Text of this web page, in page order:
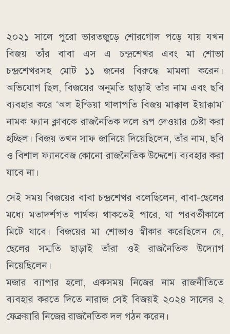
২০২১ সালে পুরো ভারতজুড়ে শোরগোল পড়ে যায় যখন
বিজয় তাঁর বাবা এস এ চন্দ্রশেখর এবং মা শোভা
চন্দ্রশেখরসহ মোট ১১ জনের বিরুদ্ধে মামলা করেন।
অভিযোগ ছিল, বিজয়ের অনুমতি ছাড়াই তাঁর নাম এবং ছবি
ব্যবহার করে ‘অল ইন্ডিয়া থালাপতি বিজয় মাক্কাল ইয়াক্কাম’
নামক ফ্যান ক্লাবকে রাজনৈতিক দলে রূপ দেওয়ার চেষ্টা করা
হচ্ছিল। বিজয় তখন সাফ জানিয়ে দিয়েছিলেন, তাঁর নাম, ছবি
ও বিশাল ফ্যানবেজ কোনো রাজনৈতিক উদ্দেশ্যে ব্যবহার করা
যাবে না।
সেই সময় বিজয়ের বাবা চন্দ্রশেখর বলেছিলেন, বাবা-ছেলের
মধ্যে মতাদর্শগত পার্থক্য থাকতেই পারে, যা পরবর্তীকালে
মিটে যাবে। বিজয়ের মা শোভাও স্বীকার করেছিলেন যে,
ছেলের সম্মতি ছাড়াই তাঁরা ওই রাজনৈতিক উদ্যোগ
নিয়েছিলেন।
মজার ব্যাপার হলো, একসময় নিজের নাম রাজনীতিতে
ব্যবহার করতে দিতে নারাজ সেই বিজয়ই ২০২৪ সালের ২
ফেব্রুয়ারি নিজের রাজনৈতিক দল গঠন করেন।